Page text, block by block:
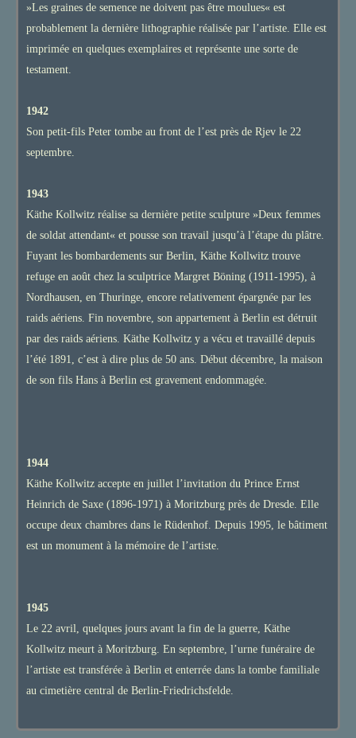
»Les graines de semence ne doivent pas être moulues« est
probablement la dernière lithographie réalisée par l’artiste. Elle est
imprimée en quelques exemplaires et représente une sorte de
testament.
1942
Son petit-fils Peter tombe au front de l’est près de Rjev le 22
septembre.
1943
Käthe Kollwitz réalise sa dernière petite sculpture »Deux femmes
de soldat attendant« et pousse son travail jusqu’à l’étape du plâtre.
Fuyant les bombardements sur Berlin, Käthe Kollwitz trouve
refuge en août chez la sculptrice Margret Böning (1911-1995), à
Nordhausen, en Thuringe, encore relativement épargnée par les
raids aériens. Fin novembre, son appartement à Berlin est détruit
par des raids aériens. Käthe Kollwitz y a vécu et travaillé depuis
l’été 1891, c’est à dire plus de 50 ans. Début décembre, la maison
de son fils Hans à Berlin est gravement endommagée.
1944
Käthe Kollwitz accepte en juillet l’invitation du Prince Ernst
Heinrich de Saxe (1896-1971) à Moritzburg près de Dresde. Elle
occupe deux chambres dans le Rüdenhof. Depuis 1995, le bâtiment
est un monument à la mémoire de l’artiste.
1945
Le 22 avril, quelques jours avant la fin de la guerre, Käthe
Kollwitz meurt à Moritzburg. En septembre, l’urne funéraire de
l’artiste est transférée à Berlin et enterrée dans la tombe familiale
au cimetière central de Berlin-Friedrichsfelde.